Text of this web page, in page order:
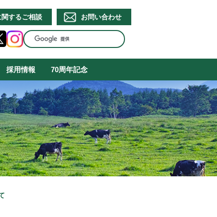
するご相談 お問い合わせ
採用情報 70周年記念